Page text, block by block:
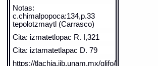
Notas:
c.chimalpopoca:134,p.33
tepolotzmaytl (Carrasco)
Cita: izmatetlopac R. I,321
Cita: iztamatetlapac D. 79
https://tlachia.iib.unam.mx/glifo/X.050.H.08